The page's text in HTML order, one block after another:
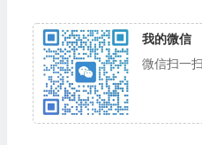
我的微信
微信扫一